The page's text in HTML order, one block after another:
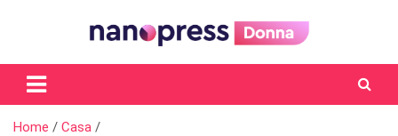
Il magazine femminile di Nanopress.it
Home
Casa